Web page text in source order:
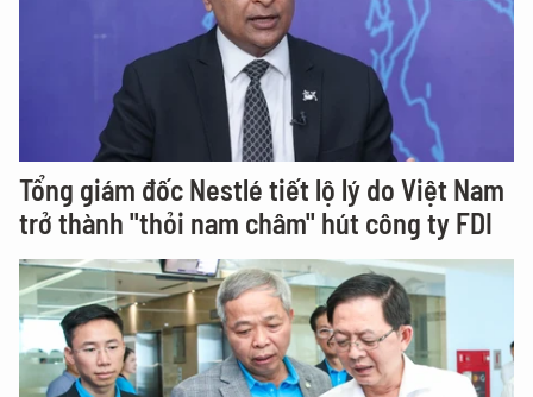
Tổng giám đốc Nestlé tiết lộ lý do Việt Nam
trở thành "thỏi nam châm" hút công ty FDI